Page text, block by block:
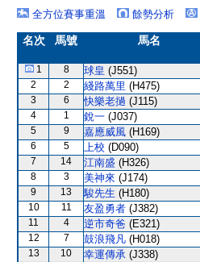
全方位賽事重溫
餘勢分析
名次 馬號 馬名
1 8 球皇 (J551)
2
2 綫路萬里 (H475)
3
6 快樂老撾 (J115)
4
1 銳一 (J037)
5
9 嘉應威風 (H169)
6
5 上校 (D090)
7
14 江南盛 (H326)
8
3 美神來 (J174)
9
13 駿先生 (H180)
10
11 友盈勇者 (J382)
11
4 逆市奇爸 (E321)
12
7 鼓浪飛凡 (H018)
13
10 幸運傳承 (J338)